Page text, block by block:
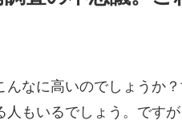
なに高いのでしょうか
もいるでしょう。です